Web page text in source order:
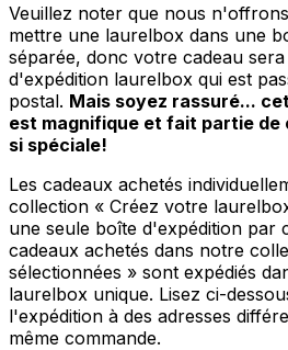
Veuillez noter que nous
mettre une laurelbox dans une
séparée, donc votre cadeau
d'expédition laurelbox qui est
postal. Mais soyez rassuré...
est magnifique et fait partie de
si spéciale!
Les cadeaux achetés
collection « Créez votre
une seule boîte d'expédition par
cadeaux achetés dans notre
sélectionnées » sont expédiés
laurelbox unique. Lisez ci-
l'expédition à des adresses
même commande.